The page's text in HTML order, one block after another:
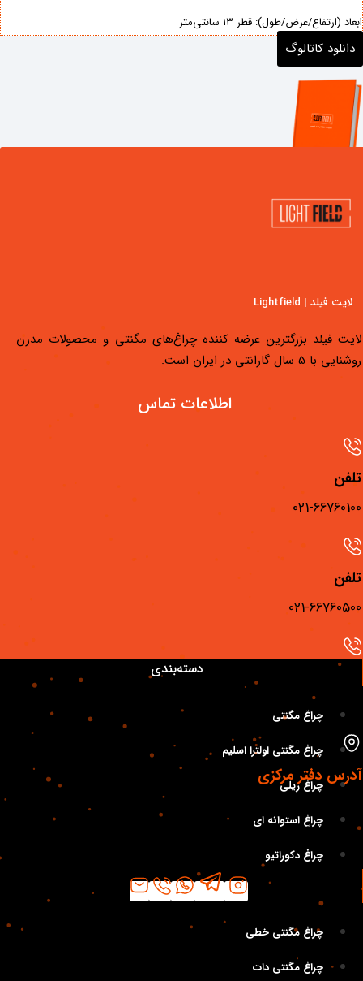
ابعاد (ارتفاع/عرض/طول): ‌قطر 13 سانتی‌متر
دانلود کاتالوگ
لایت فیلد | Lightfield
لایت فیلد بزرگترین عرضه کننده چراغ‌های مگنتی و محصولات مدرن
روشنایی با 5 سال گارانتی در ایران است.
اطلاعات تماس
تلفن
021-66760100
تلفن
021-66760500
09124440165
آدرس دفتر مرکزی
تهران، خیابان لاله‌ زار، خیابان تقوی(کوشک) به سمت فردوسی، نبش
کوچه خبرنگاران پلاک ۷۰ واحد ۳ و ۴ کدپستی: ۱۱۴۵۶۵۴۶۴۱
فیلم‌های آموزشی
درباره ما
دسته‌بندی
چراغ مگنتی
چراغ مگنتی اولترا اسلیم
چراغ ریلی
چراغ استوانه ای
چراغ دکوراتیو
دسته‌بندی
چراغ مگنتی خطی
چراغ مگنتی دات